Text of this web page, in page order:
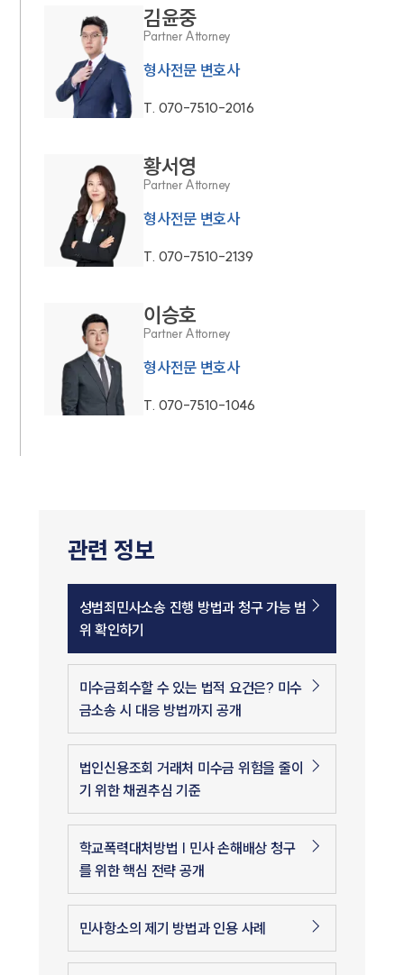
김윤중
Partner Attorney
형사전문 변호사
T. 070-7510-2016
황서영
Partner Attorney
형사전문 변호사
T. 070-7510-2139
이승호
Partner Attorney
형사전문 변호사
T. 070-7510-1046
관련 정보
성범죄민사소송 진행 방법과 청구 가능 범
위 확인하기
미수금회수할 수 있는 법적 요건은? 미수
금소송 시 대응 방법까지 공개
법인신용조회 거래처 미수금 위험을 줄이
기 위한 채권추심 기준
학교폭력대처방법 | 민사 손해배상 청구
를 위한 핵심 전략 공개
민사항소의 제기 방법과 인용 사례